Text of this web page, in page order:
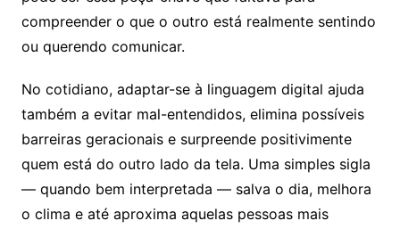
compreender o que o outro está realmente sentindo
ou querendo comunicar.
No cotidiano, adaptar-se à linguagem digital ajuda
também a evitar mal-entendidos, elimina possíveis
barreiras geracionais e surpreende positivimente
quem está do outro lado da tela. Uma simples sigla
— quando bem interpretada — salva o dia, melhora
o clima e até aproxima aquelas pessoas mais